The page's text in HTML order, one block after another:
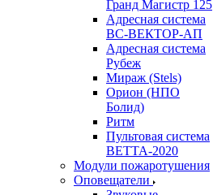
Гранд Магистр 125
Адресная система
ВС-ВЕКТОР-АП
Адресная система
Рубеж
Мираж (Stels)
Орион (НПО
Болид)
Ритм
Пультовая система
ВЕТТА-2020
Модули пожаротушения
Оповещатели